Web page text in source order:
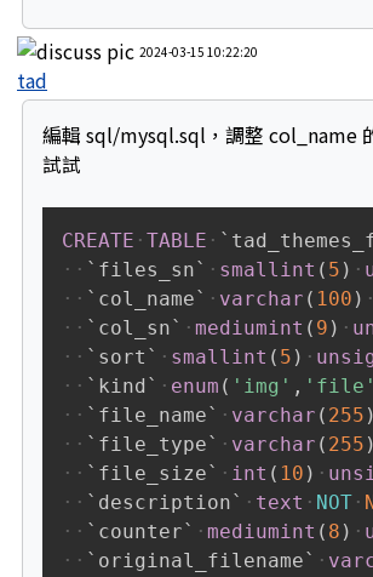
2024-03-15 10:22:20
tad
編輯 sql/mysql.sql，調整 col_name
試試
CREATE TABLE `
` files_sn ` smallint ( 5 )
` col_name ` varchar ( 100 )
` col_sn ` mediumint ( 9 )
` sort ` smallint ( 5 )
` kind ` enum ( 'img' , 'file'
` file_name ` varchar ( 255 )
` file_type ` varchar ( 255 )
` file_size ` int ( 10 )
` description ` text NOT
` counter ` mediumint ( 8 )
` original_filename `